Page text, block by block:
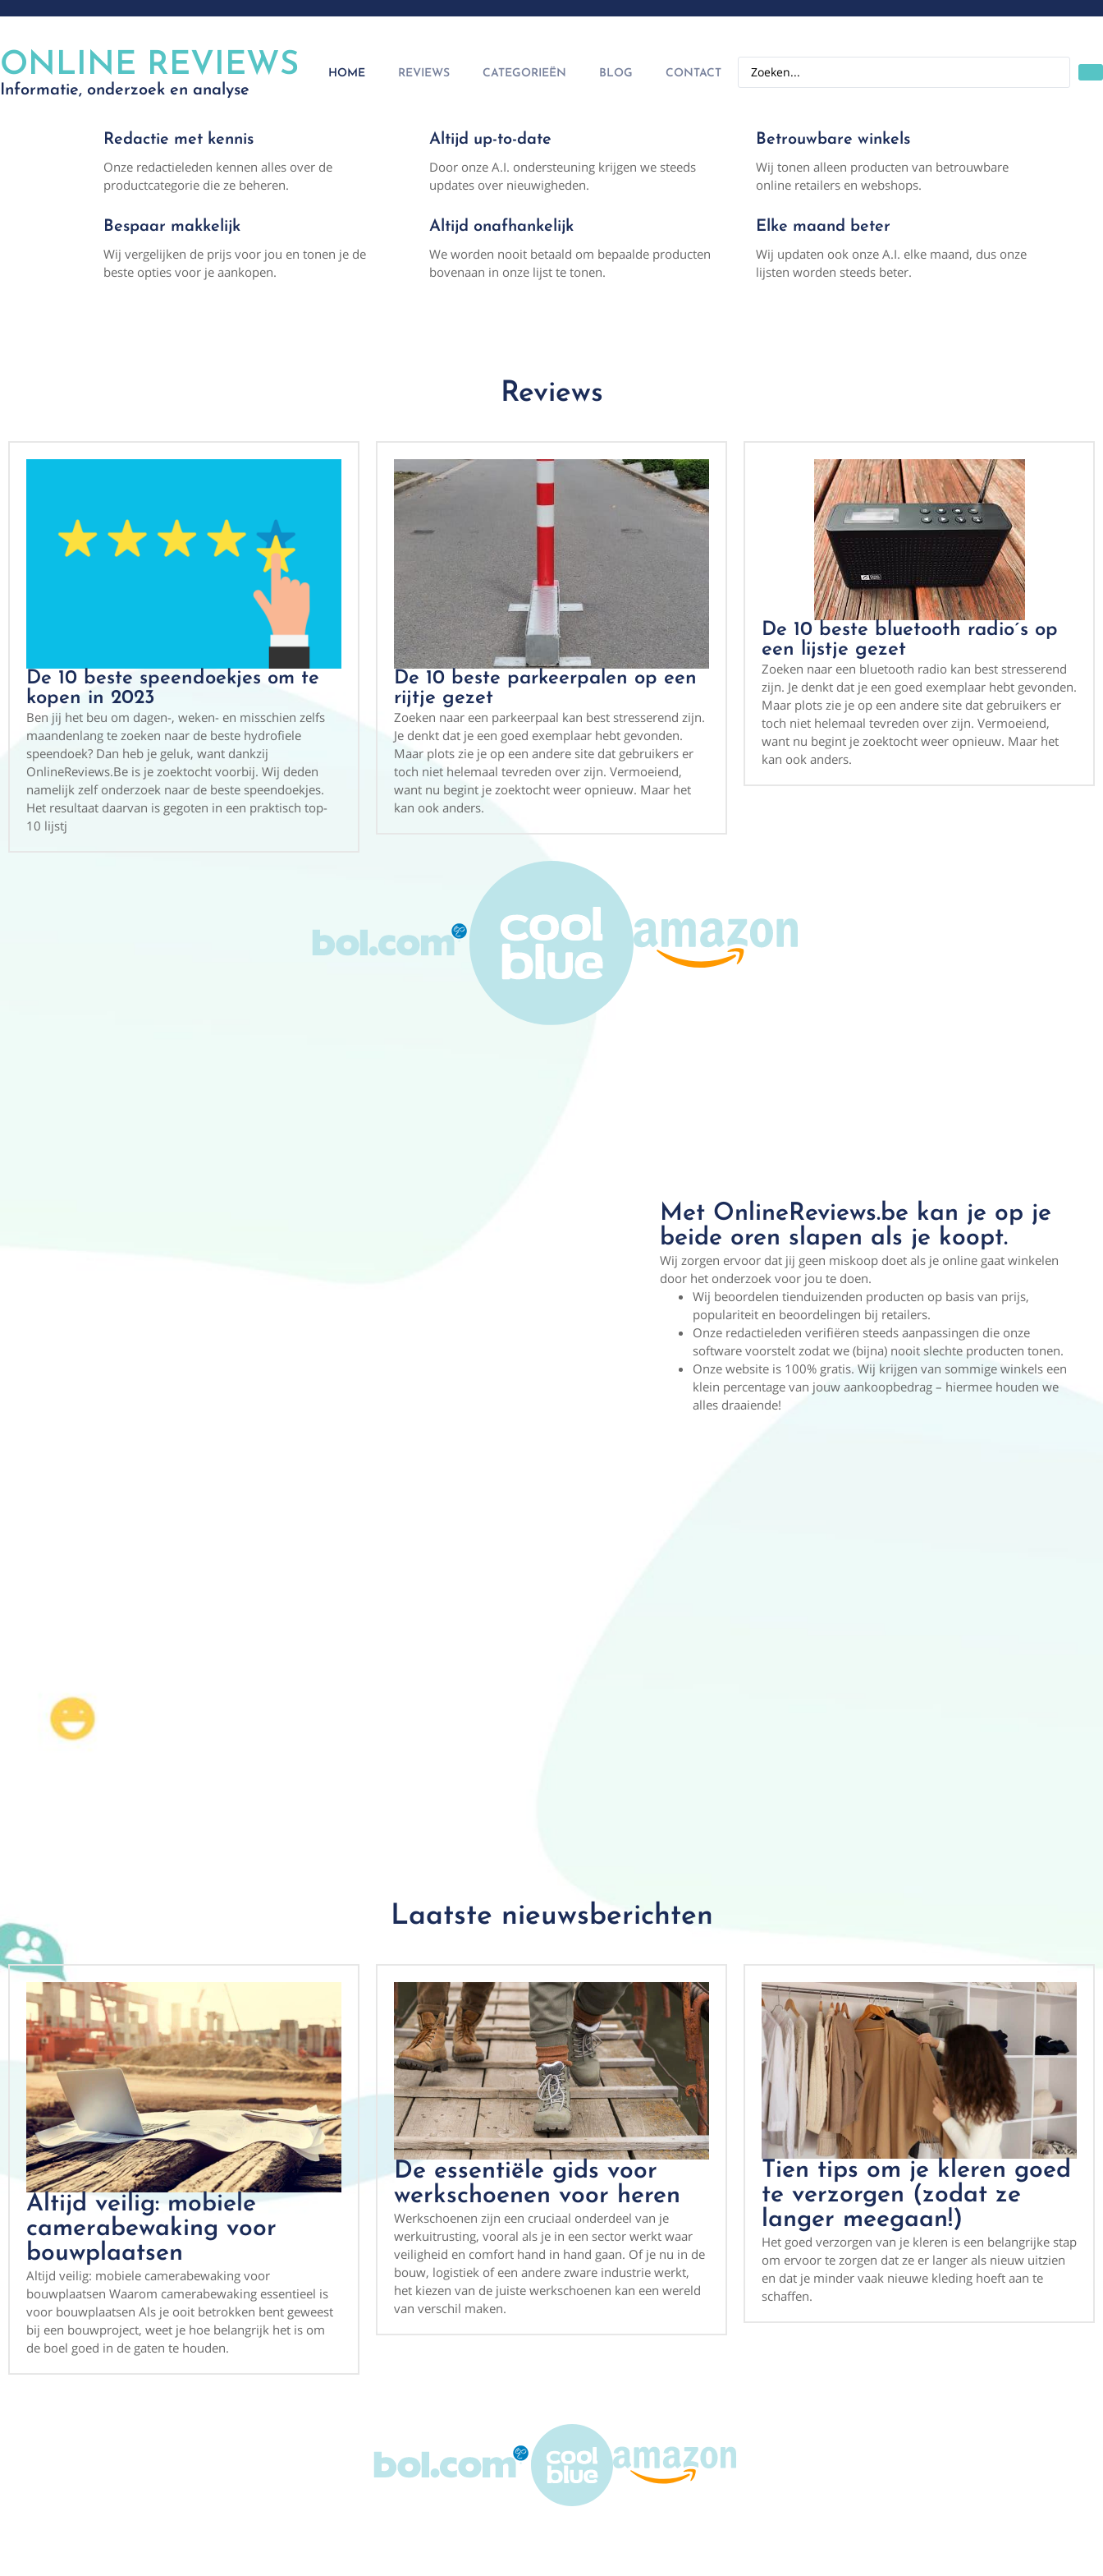
ONLINE REVIEWS
Informatie, onderzoek en analyse
HOME REVIEWS CATEGORIEËN BLOG CONTACT
Redactie met kennis
Onze redactieleden kennen alles over de
productcategorie die ze beheren.
Altijd up-to-date
Door onze A.I. ondersteuning krijgen we steeds
updates over nieuwigheden.
Betrouwbare winkels
Wij tonen alleen producten van betrouwbare
online retailers en webshops.
Bespaar makkelijk
Wij vergelijken de prijs voor jou en tonen je de
beste opties voor je aankopen.
Altijd onafhankelijk
We worden nooit betaald om bepaalde producten
bovenaan in onze lijst te tonen.
Elke maand beter
Wij updaten ook onze A.I. elke maand, dus onze
lijsten worden steeds beter.
Reviews
De 10 beste speendoekjes om te
kopen in 2023
Ben jij het beu om dagen-, weken- en misschien zelfs
maandenlang te zoeken naar de beste hydrofiele
speendoek? Dan heb je geluk, want dankzij
OnlineReviews.Be is je zoektocht voorbij. Wij deden
namelijk zelf onderzoek naar de beste speendoekjes.
Het resultaat daarvan is gegoten in een praktisch top-
10 lijstj
De 10 beste parkeerpalen op een
rijtje gezet
Zoeken naar een parkeerpaal kan best stresserend zijn.
Je denkt dat je een goed exemplaar hebt gevonden.
Maar plots zie je op een andere site dat gebruikers er
toch niet helemaal tevreden over zijn. Vermoeiend,
want nu begint je zoektocht weer opnieuw. Maar het
kan ook anders.
De 10 beste bluetooth radio´s op
een lijstje gezet
Zoeken naar een bluetooth radio kan best stresserend
zijn. Je denkt dat je een goed exemplaar hebt gevonden.
Maar plots zie je op een andere site dat gebruikers er
toch niet helemaal tevreden over zijn. Vermoeiend,
want nu begint je zoektocht weer opnieuw. Maar het
kan ook anders.
Met OnlineReviews.be kan je op je
beide oren slapen als je koopt.
Wij zorgen ervoor dat jij geen miskoop doet als je online gaat winkelen
door het onderzoek voor jou te doen.
Wij beoordelen tienduizenden producten op basis van prijs,
populariteit en beoordelingen bij retailers.
Onze redactieleden verifiëren steeds aanpassingen die onze
software voorstelt zodat we (bijna) nooit slechte producten tonen.
Onze website is 100% gratis. Wij krijgen van sommige winkels een
klein percentage van jouw aankoopbedrag – hiermee houden we
alles draaiende!
Laatste nieuwsberichten
Altijd veilig: mobiele
camerabewaking voor
bouwplaatsen
Altijd veilig: mobiele camerabewaking voor
bouwplaatsen Waarom camerabewaking essentieel is
voor bouwplaatsen Als je ooit betrokken bent geweest
bij een bouwproject, weet je hoe belangrijk het is om
de boel goed in de gaten te houden.
De essentiële gids voor
werkschoenen voor heren
Werkschoenen zijn een cruciaal onderdeel van je
werkuitrusting, vooral als je in een sector werkt waar
veiligheid en comfort hand in hand gaan. Of je nu in de
bouw, logistiek of een andere zware industrie werkt,
het kiezen van de juiste werkschoenen kan een wereld
van verschil maken.
Tien tips om je kleren goed
te verzorgen (zodat ze
langer meegaan!)
Het goed verzorgen van je kleren is een belangrijke stap
om ervoor te zorgen dat ze er langer als nieuw uitzien
en dat je minder vaak nieuwe kleding hoeft aan te
schaffen.